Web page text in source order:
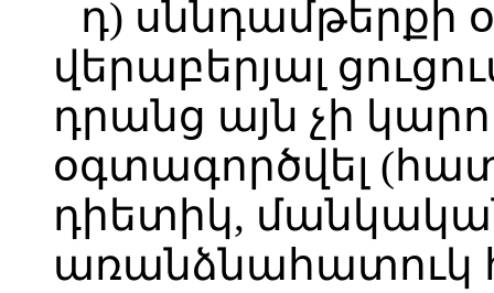
դ) սննդամթերքի
վերաբերյալ
դրանց այն չի
օգտագործվել
դիետիկ,
առանձնահատուկ